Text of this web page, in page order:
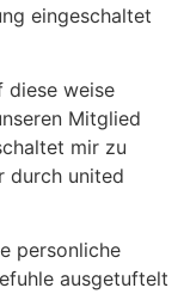
eingeschaltet
diese weise
Mitglied
mir zu
durch united
personliche
ausgetuftelt